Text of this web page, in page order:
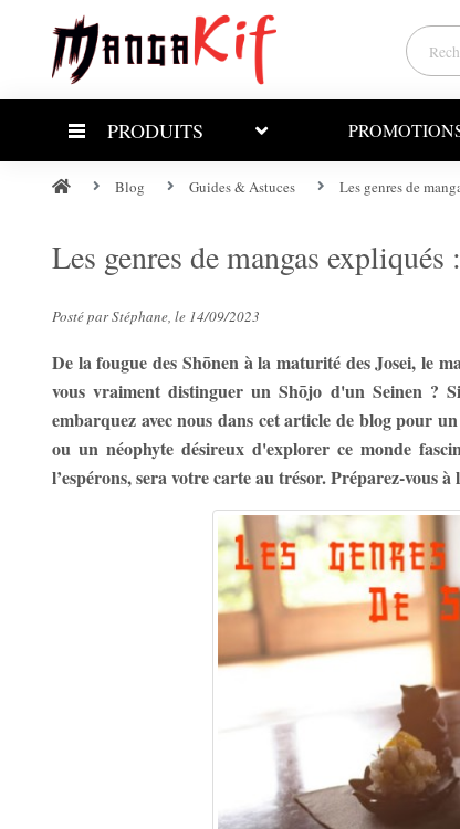
PRODUITS
Blog Guides & Astuces Les genres de
Les genres de mangas expliqués
Posté par Stéphane, le 14/09/2023
De la fougue des Shōnen à la maturité des Josei, le
vous vraiment distinguer un Shōjo d'un Seinen ?
embarquez avec nous dans cet article de blog pour
ou un néophyte désireux d'explorer ce monde
l’espérons, sera votre carte au trésor. Préparez-vous